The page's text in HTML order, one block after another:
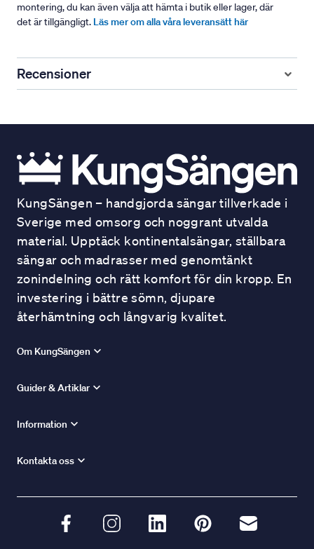
montering, du kan även välja att hämta i butik eller lager, där
det är tillgängligt. Läs mer om alla våra leveransätt här
Recensioner
KungSängen – handgjorda sängar tillverkade i
Sverige med omsorg och noggrant utvalda
material. Upptäck kontinentalsängar, ställbara
sängar och madrasser med genomtänkt
zonindelning och rätt komfort för din kropp. En
investering i bättre sömn, djupare
återhämtning och långvarig kvalitet.
Om KungSängen
Guider & Artiklar
Information
Kontakta oss